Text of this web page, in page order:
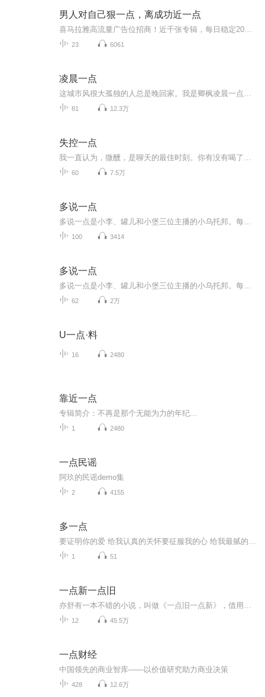
男人对自己狠一点，离成功近一点
23 6061
凌晨一点
81 12.3万
失控一点
60 7.5万
多说一点
100 3414
多说一点
62 2万
U一点·料
16 2480
靠近一点
专辑简介：不再是那个无能为力的年纪...
1 2480
一点民谣
阿玖的民谣demo集
2 4155
多一点
1 51
一点新一点旧
12 45.5万
一点财经
中国领先的商业智库——以价值研究助力商业决策
428 12.6万